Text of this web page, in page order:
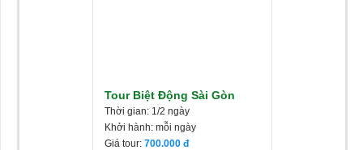
Tour Biệt Động Sài Gòn
Thời gian: 1/2 ngày
Khởi hành: mỗi ngày
Giá tour: 700.000